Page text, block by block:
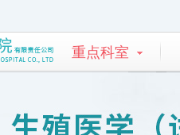
重点科室